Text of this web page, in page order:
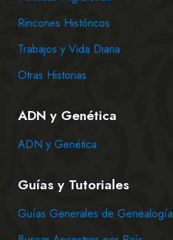
Rincones Históricos
Trabajos y Vida Diaria
Otras Historias
ADN y Genética
ADN y Genética
Guías y Tutoriales
Guías Generales de Genealogía